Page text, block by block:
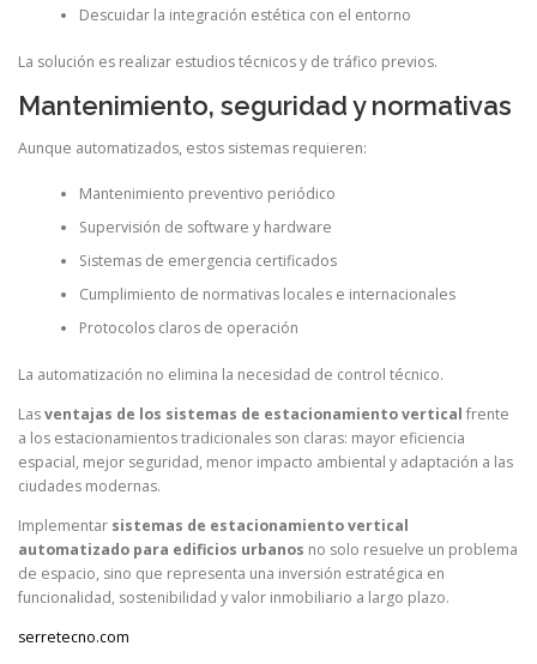
Descuidar la integración estética con el entorno
La solución es realizar estudios técnicos y de tráfico previos.
Mantenimiento, seguridad y normativas
Aunque automatizados, estos sistemas requieren:
Mantenimiento preventivo periódico
Supervisión de software y hardware
Sistemas de emergencia certificados
Cumplimiento de normativas locales e internacionales
Protocolos claros de operación
La automatización no elimina la necesidad de control técnico.
Lasventajas de los sistemas de estacionamiento vertical frente
a los estacionamientos tradicionales son claras: mayor eficiencia
espacial, mejor seguridad, menor impacto ambiental y adaptación a las
ciudades modernas.
Implementar sistemas de estacionamiento vertical
automatizado para edificios urbanos no solo resuelve un problema
de espacio, sino que representa una inversión estratégica en
funcionalidad, sostenibilidad y valor inmobiliario a largo plazo.
serretecno.com